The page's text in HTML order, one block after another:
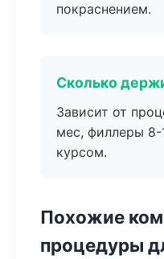
покраснением.
Сколько
Зависит от
мес, филлеры
курсом.
Похожие
процедуры